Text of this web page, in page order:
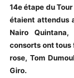
14e étape du
étaient attendus
Nairo
consorts ont tous
rose, Tom
Giro.